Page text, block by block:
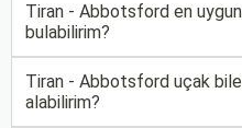
Tiran - Abbotsford en
bulabilirim?
Tiran - Abbotsford uçak
alabilirim?